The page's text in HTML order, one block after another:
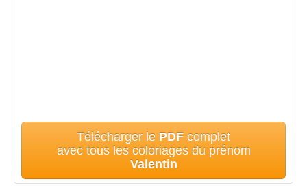
Télécharger le PDF complet
avec tous les coloriages du prénom
Valentin